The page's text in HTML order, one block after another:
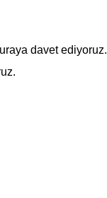
davet ediyoruz.